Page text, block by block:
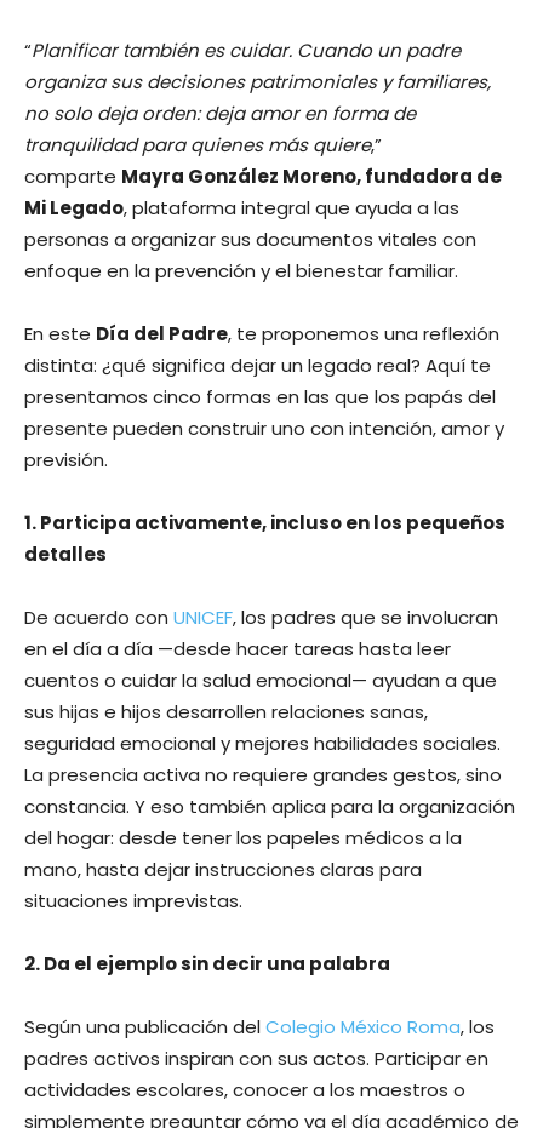
“Planificar también es cuidar. Cuando un padre
organiza sus decisiones patrimoniales y familiares,
no solo deja orden: deja amor en forma de
tranquilidad para quienes más quiere,”
comparte Mayra González Moreno, fundadora de
Mi Legado, plataforma integral que ayuda a las
personas a organizar sus documentos vitales con
enfoque en la prevención y el bienestar familiar.
En este Día del Padre, te proponemos una reflexión
distinta: ¿qué significa dejar un legado real? Aquí te
presentamos cinco formas en las que los papás del
presente pueden construir uno con intención, amor y
previsión.
1. Participa activamente, incluso en los pequeños
detalles
De acuerdo con UNICEF, los padres que se involucran
en el día a día —desde hacer tareas hasta leer
cuentos o cuidar la salud emocional— ayudan a que
sus hijas e hijos desarrollen relaciones sanas,
seguridad emocional y mejores habilidades sociales.
La presencia activa no requiere grandes gestos, sino
constancia. Y eso también aplica para la organización
del hogar: desde tener los papeles médicos a la
mano, hasta dejar instrucciones claras para
situaciones imprevistas.
2. Da el ejemplo sin decir una palabra
Según una publicación delColegio México Roma, los
padres activos inspiran con sus actos. Participar en
actividades escolares, conocer a los maestros o
simplemente preguntar cómo va el día académico de